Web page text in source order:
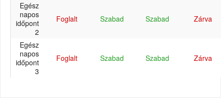
Egész
napos
időpont
2
Foglalt Szabad Szabad Zárva
Egész
napos
időpont
3
Foglalt Szabad Szabad Zárva